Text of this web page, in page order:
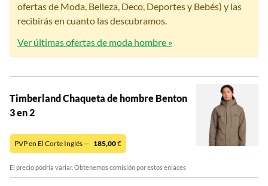
ofertas de Moda, Belleza, Deco, Deportes y Bebés) y las
recibirás en cuanto las descubramos.
Ver últimas ofertas de moda hombre »
Timberland Chaqueta de hombre Benton
3 en 2
PVP en El Corte Inglés — 185,00€
El precio podría variar. Obtenemos comisión por estos enlaces